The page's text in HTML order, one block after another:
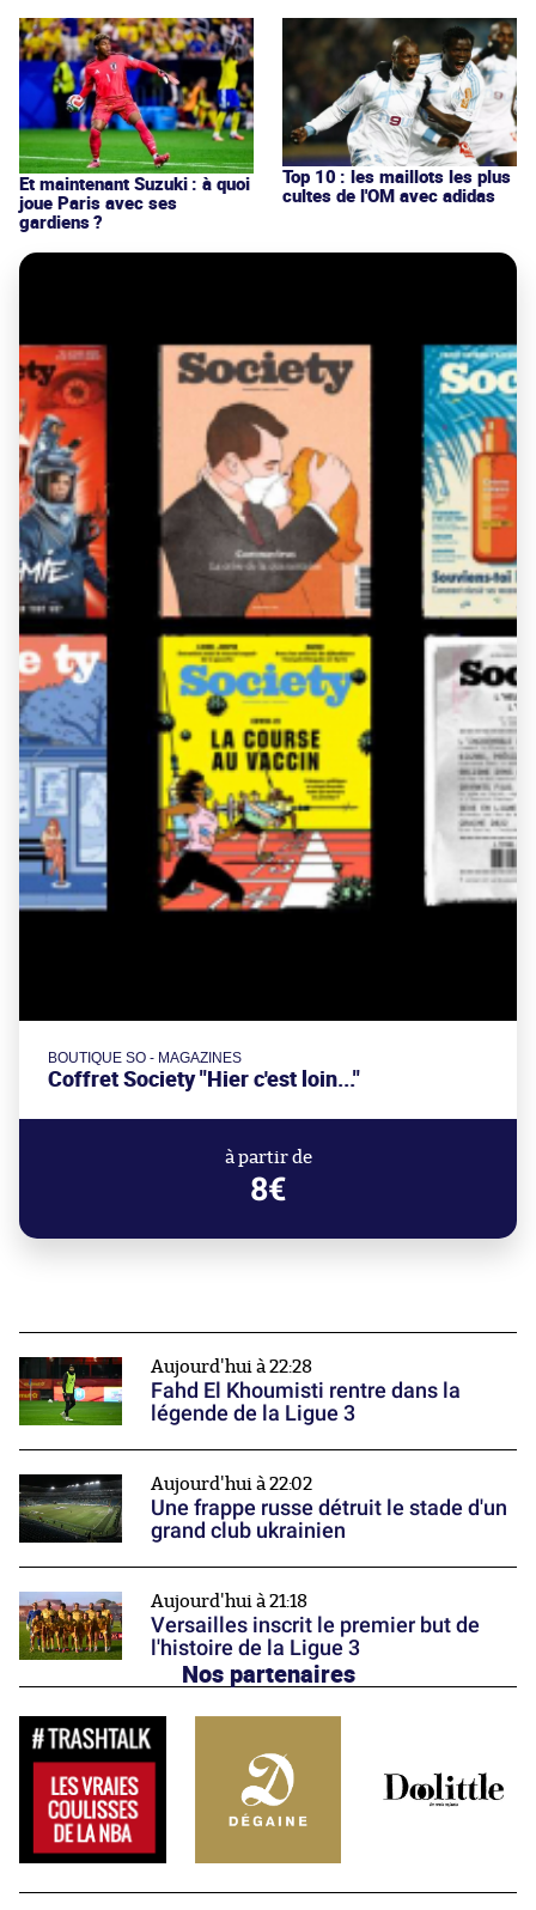
Et maintenant Suzuki : à quoi
joue Paris avec ses
gardiens ?
Top 10 : les maillots les plus
cultes de l'OM avec adidas
BOUTIQUE SO - MAGAZINES
Coffret Society "Hier c'est loin..."
à partir de
8€
Aujourd'hui à 22:28
Fahd El Khoumisti rentre dans la
légende de la Ligue 3
Aujourd'hui à 22:02
Une frappe russe détruit le stade d'un
grand club ukrainien
Aujourd'hui à 21:18
Versailles inscrit le premier but de
l'histoire de la Ligue 3
Nos partenaires